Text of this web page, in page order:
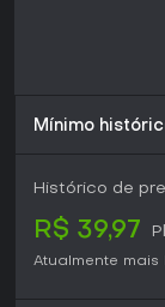
planejamento. O
eficiência.
Vale a pena
Tom Clancy's
Mínimo
Histórico de
R$ 39,97
Atualmente mais